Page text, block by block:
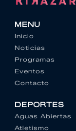
MENU
Inicio
Noticias
Programas
Eventos
Contacto
DEPORTES
Aguas Abiertas
Atletismo